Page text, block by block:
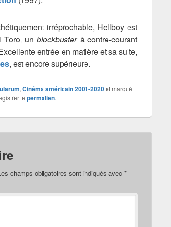
irréprochable, Hellboy est
Toro, unblockbusterà contre-courant
entrée en matière et sa suite,
, est encore supérieure.
, Cinéma américain 2001-2020et marqué
le permalien.
champs obligatoires sont indiqués avec *